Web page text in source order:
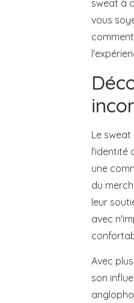
sweat à
vous
Le
l'identité
une
du
leur
avec
Avec
son